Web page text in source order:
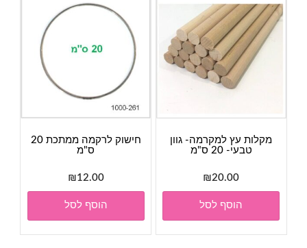
חישוק לרקמה ממתכת 20
ס"מ
₪12.00
הוסף לסל
מקלות עץ למקרמה- גוון
טבעי- 20 ס"מ
₪20.00
הוסף לסל